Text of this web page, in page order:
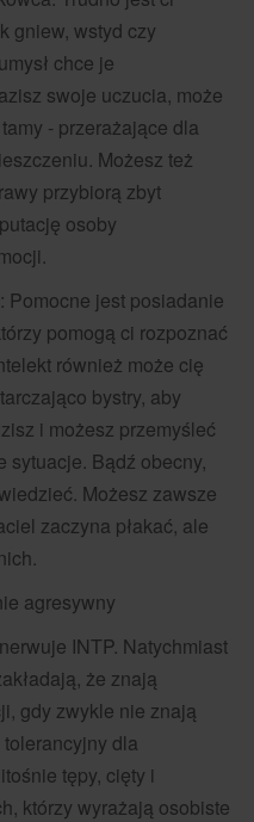
gniew, wstyd czy
chce je
swoje uczucia, może
- przerażające dla
Możesz też
przybiorą zbyt
osoby
: Pomocne jest posiadanie
pomogą ci rozpoznać
również może cię
bystry, aby
i możesz przemyśleć
sytuacje. Bądź obecny,
Możesz zawsze
zaczyna płakać, ale
agresywny
INTP. Natychmiast
że znają
gdy zwykle nie znają
dla
tępy, cięty i
którzy wyrażają osobiste